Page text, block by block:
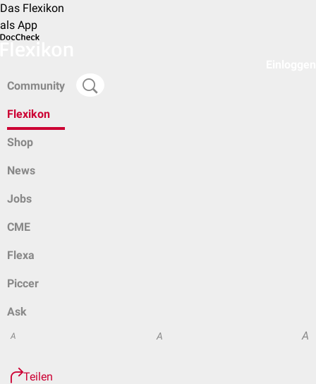
Das Flexikon
als App
Community
Flexikon
Shop
News
Jobs
CME
Flexa
Piccer
Ask
A A A
Teilen